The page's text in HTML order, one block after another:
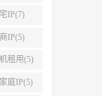
IP(7)
IP(5)
租用(5)
庭IP(5)